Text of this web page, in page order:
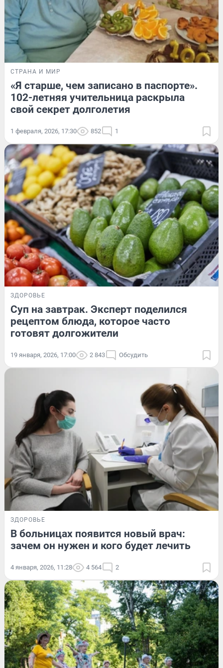
СТРАНА И МИР
«Я старше, чем записано в паспорте».
102-летняя учительница раскрыла
свой секрет долголетия
1 февраля, 2026, 17:30 852 1
ЗДОРОВЬЕ
Суп на завтрак. Эксперт поделился
рецептом блюда, которое часто
готовят долгожители
19 января, 2026, 17:00 2 843 Обсудить
ЗДОРОВЬЕ
В больницах появится новый врач:
зачем он нужен и кого будет лечить
4 января, 2026, 11:28 4 564 2